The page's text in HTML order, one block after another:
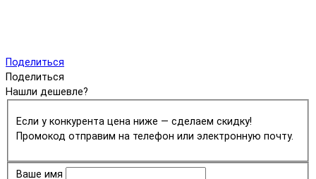
Поделиться
Поделиться
Нашли дешевле?
Если у конкурента цена ниже — сделаем скидку!
Промокод отправим на телефон или электронную почту.
Ваше имя